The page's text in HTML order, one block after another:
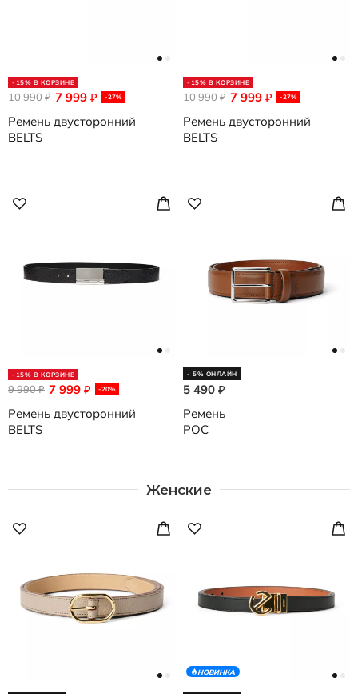
-15% В КОРЗИНЕ
7 999 ₽ -27%
10 990₽
Ремень двусторонний
BELTS
-15% В КОРЗИНЕ
7 999 ₽ -27%
10 990₽
Ремень двусторонний
BELTS
-15% В КОРЗИНЕ
7 999 ₽ -20%
9 990₽
Ремень двусторонний
BELTS
- 5% ОНЛАЙН
5 490 ₽
Ремень
POC
Женские
НОВИНКА